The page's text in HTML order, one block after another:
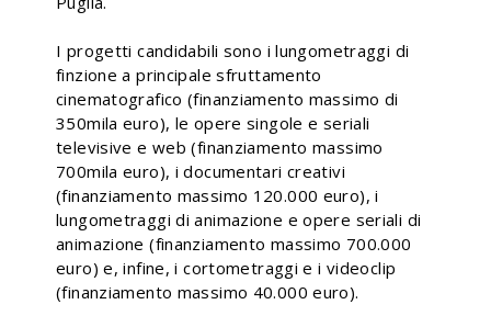
I progetti candidabili sono i lungometraggi di
finzione a principale sfruttamento
cinematografico (finanziamento massimo di
350mila euro), le opere singole e seriali
televisive e web (finanziamento massimo
700mila euro), i documentari creativi
(finanziamento massimo 120.000 euro), i
lungometraggi di animazione e opere seriali di
animazione (finanziamento massimo 700.000
euro) e, infine, i cortometraggi e i videoclip
(finanziamento massimo 40.000 euro).